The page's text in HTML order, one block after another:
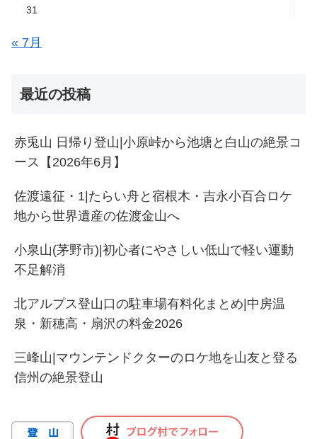
31
« 7月
最近の投稿
赤兎山 日帰り登山|小原峠から池塘と白山の絶景コ
ース【2026年6月】
佐渡遠征・1|たらい舟と宿根木・吉永小百合ロケ
地から世界遺産の佐渡金山へ
小泉山(茅野市)|初心者にやさしい低山で軽い運動
不足解消
北アルプス登山口の駐車場有料化まとめ|中房温
泉・新穂高・扇沢の料金2026
三峰山|マウンテンドクターのロケ地を山友と登る
信州の絶景登山